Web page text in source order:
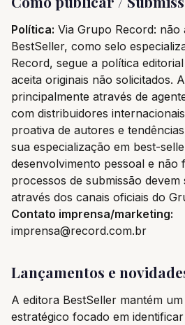
Política: Via Grupo Record: não
BestSeller, como selo
Record, segue a política
aceita originais não solicitados.
principalmente através de
com distribuidores
proativa de autores e
sua especialização em best-
desenvolvimento pessoal e não
processos de submissão devem
através dos canais oficiais do
Contato imprensa/marketing:
imprensa@record.com.br
Lançamentos e
A editora BestSeller mantém
estratégico focado em